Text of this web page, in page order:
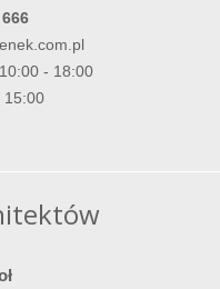
- 18:00
15:00